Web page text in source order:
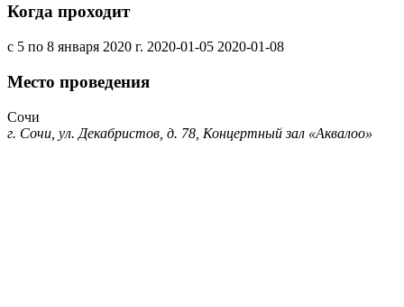
Когда проходит
с 5 по 8 января 2020 г. 2020-01-05 2020-01-08
Место проведения
Сочи
г. Сочи, ул. Декабристов, д. 78, Концертный зал «Аквалоо»